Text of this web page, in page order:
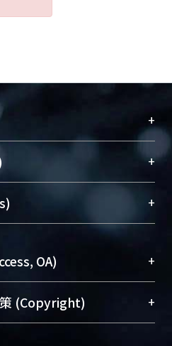
+
列，為永久珍藏及向國際
及學術能量，圖書館整合
庫（AH）不同功能平
scholars。期能整合研
保存學術產出、推廣研究
and promote researcher
Library integrates the
with “Academic
+
Library)
(Social
+
OA) +
提升資訊取用性的社會運
透過將研究著作公開供使
(Copyright) +